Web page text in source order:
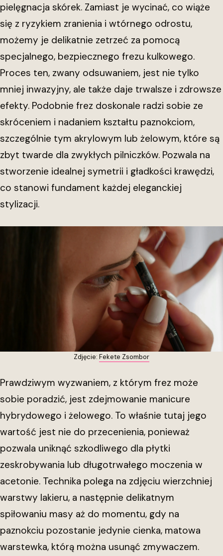
pielęgnacja skórek. Zamiast je wycinać, co wiąże
się z ryzykiem zranienia i wtórnego odrostu,
możemy je delikatnie zetrzeć za pomocą
specjalnego, bezpiecznego frezu kulkowego.
Proces ten, zwany odsuwaniem, jest nie tylko
mniej inwazyjny, ale także daje trwalsze i zdrowsze
efekty. Podobnie frez doskonale radzi sobie ze
skróceniem i nadaniem kształtu paznokciom,
szczególnie tym akrylowym lub żelowym, które są
zbyt twarde dla zwykłych pilniczków. Pozwala na
stworzenie idealnej symetrii i gładkości krawędzi,
co stanowi fundament każdej eleganckiej
stylizacji.
Zdjęcie: Fekete Zsombor
Prawdziwym wyzwaniem, z którym frez może
sobie poradzić, jest zdejmowanie manicure
hybrydowego i żelowego. To właśnie tutaj jego
wartość jest nie do przecenienia, ponieważ
pozwala uniknąć szkodliwego dla płytki
zeskrobywania lub długotrwałego moczenia w
acetonie. Technika polega na zdjęciu wierzchniej
warstwy lakieru, a następnie delikatnym
spiłowaniu masy aż do momentu, gdy na
paznokciu pozostanie jedynie cienka, matowa
warstewka, którą można usunąć zmywaczem.